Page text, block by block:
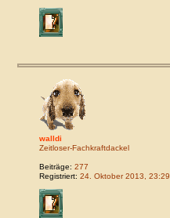
walldi
Zeitloser-Fachkraftdackel
Beiträge: 277
Registriert: 24. Oktober 2013, 23:29